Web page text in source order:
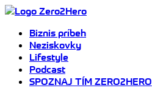
Biznis príbeh
Neziskovky
Lifestyle
Podcast
SPOZNAJ TÍM ZERO2HERO